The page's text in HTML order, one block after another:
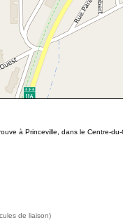
à Princeville, dans le Centre-
de liaison)